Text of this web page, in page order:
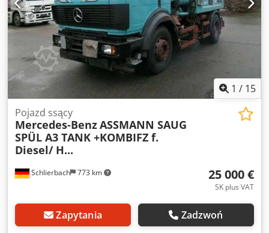
1 / 15
Schlierbach 773 km
Pojazd ssący
Mercedes-BenzASSMANN SAUG
SPÜL A3 TANK +KOMBIFZ f.
Diesel/ H...
25 000 €
SK plus VAT
Zapytania Zadzwoń